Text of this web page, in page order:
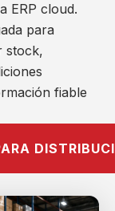
ERP cloud.
para
stock,
fiable